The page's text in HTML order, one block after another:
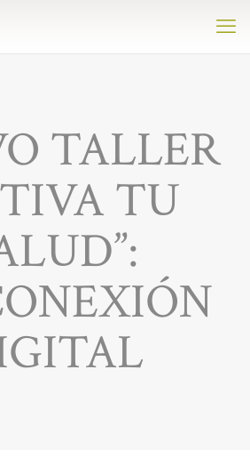
TALLER
TU